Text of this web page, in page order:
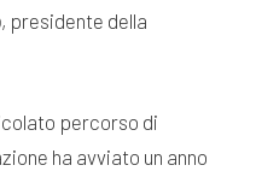
, presidente della
percorso di
ha avviato un anno